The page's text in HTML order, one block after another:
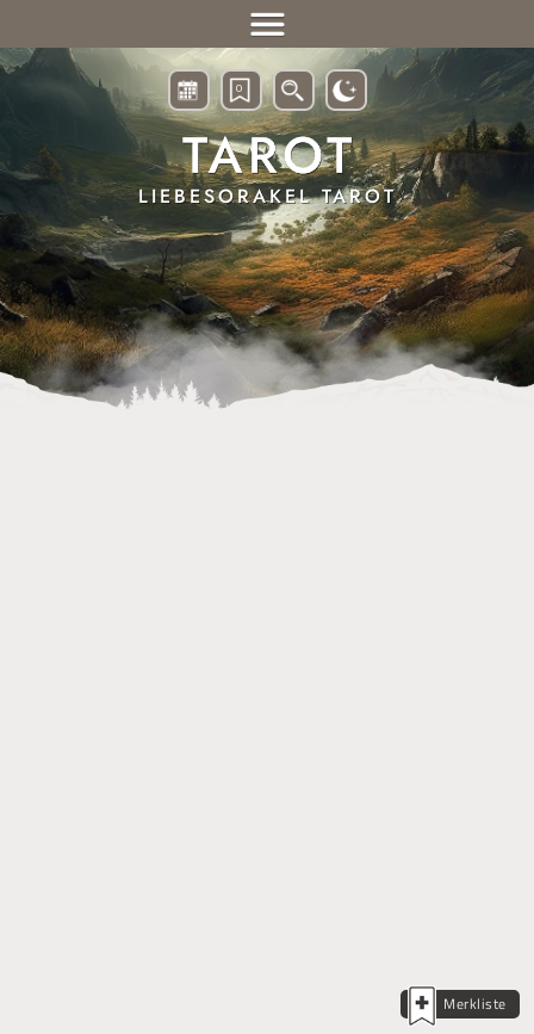
ONLINE
TAROT
ORAKEL &
RUNEN
HOROSKOPE &
ASTROLOGIE
ESOTERIK &
WAHRSAGEN
EIN GESCHENK
VON HERZEN
0
LIEBESORAKEL TAROT
Merkliste